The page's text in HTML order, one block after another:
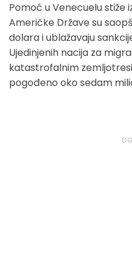
Pomoć u Venecuelu stiže
Američke Države su
dolara i ublažavaju
Ujedinjenih nacija za
katastrofalnim
pogođeno oko sedam